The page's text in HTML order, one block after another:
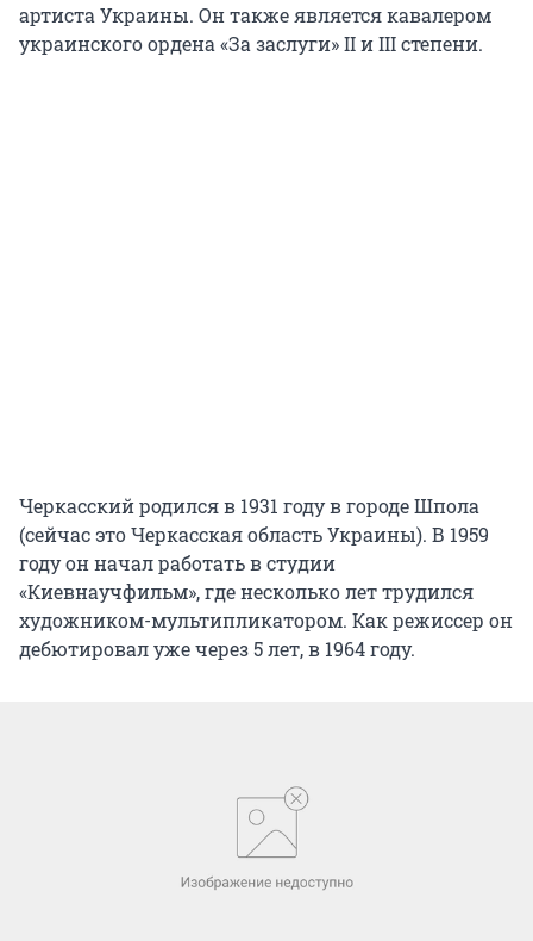
артиста Украины. Он также является кавалером
украинского ордена «За заслуги» II и III степени.
Черкасский родился в 1931 году в городе Шпола
(сейчас это Черкасская область Украины). В 1959
году он начал работать в студии
«Киевнаучфильм», где несколько лет трудился
художником-мультипликатором. Как режиссер он
дебютировал уже через 5 лет, в 1964 году.